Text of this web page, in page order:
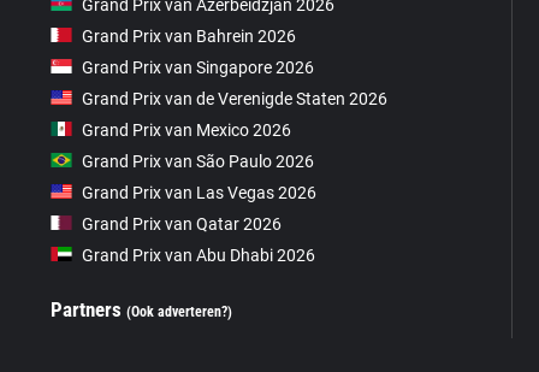
Grand Prix van Azerbeidzjan 2026
Grand Prix van Bahrein 2026
Grand Prix van Singapore 2026
Grand Prix van de Verenigde Staten 2026
Grand Prix van Mexico 2026
Grand Prix van São Paulo 2026
Grand Prix van Las Vegas 2026
Grand Prix van Qatar 2026
Grand Prix van Abu Dhabi 2026
Partners(Ook adverteren?)